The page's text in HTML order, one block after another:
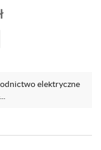
elektryczne